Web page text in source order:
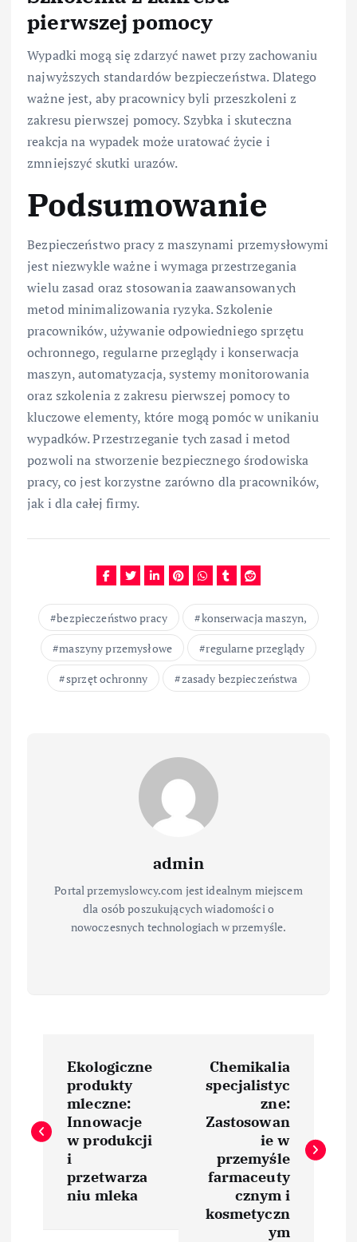
pierwszej pomocy
Wypadki mogą się zdarzyć nawet przy zachowaniu
najwyższych standardów bezpieczeństwa. Dlatego
ważne jest, aby pracownicy byli przeszkoleni z
zakresu pierwszej pomocy. Szybka i skuteczna
reakcja na wypadek może uratować życie i
zmniejszyć skutki urazów.
Podsumowanie
Bezpieczeństwo pracy z maszynami przemysłowymi
jest niezwykle ważne i wymaga przestrzegania
wielu zasad oraz stosowania zaawansowanych
metod minimalizowania ryzyka. Szkolenie
pracowników, używanie odpowiedniego sprzętu
ochronnego, regularne przeglądy i konserwacja
maszyn, automatyzacja, systemy monitorowania
oraz szkolenia z zakresu pierwszej pomocy to
kluczowe elementy, które mogą pomóc w unikaniu
wypadków. Przestrzeganie tych zasad i metod
pozwoli na stworzenie bezpiecznego środowiska
pracy, co jest korzystne zarówno dla pracowników,
jak i dla całej firmy.
bezpieczeństwo pracy
konserwacja maszyn,
maszyny przemysłowe
regularne przeglądy
sprzęt ochronny
zasady bezpieczeństwa
admin
Portal przemyslowcy.com jest idealnym miejscem
dla osób poszukujących wiadomości o
nowoczesnych technologiach w przemyśle.
w
Ekologiczne
produkty
mleczne:
Innowacje
w produkcji
i
przetwarza
niu mleka
Chemikalia
specjalistyc
zne:
Zastosowan
ie w
przemyśle
farmaceuty
cznym i
kosmetyczn
ym